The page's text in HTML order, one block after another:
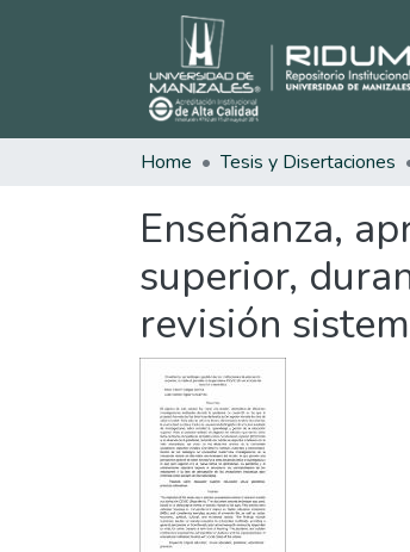
Home Tesis y Disertaciones
Enseñanza,
superior,
revisión